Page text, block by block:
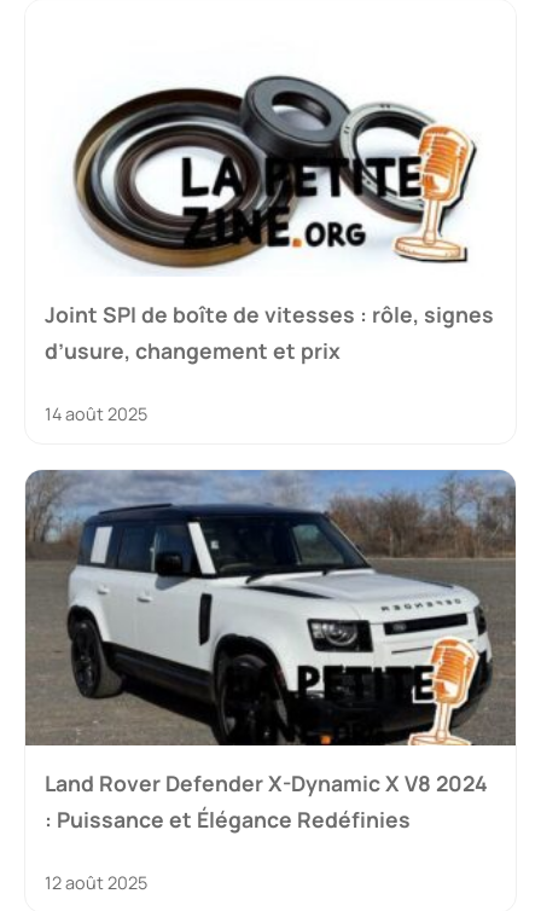
Joint SPI de boîte de vitesses : rôle, signes
d’usure, changement et prix
14 août 2025
Land Rover Defender X-Dynamic X V8 2024
: Puissance et Élégance Redéfinies
12 août 2025